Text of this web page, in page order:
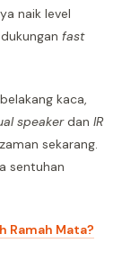
naik level
fast
kaca,
speakerdan IR
sekarang.
sentuhan
Ramah Mata?